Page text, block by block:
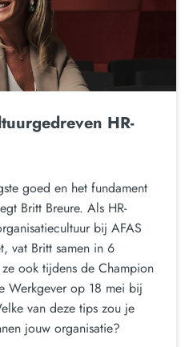
HR-
goed en het fundament
Britt Breure. Als HR-
bij AFAS
vat Britt samen in 6
ook tijdens de Champion
Werkgever op 18 mei bij
van deze tips zou je
jouw organisatie?